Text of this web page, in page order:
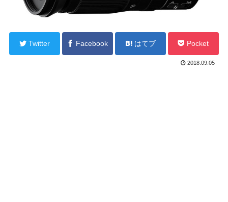
Twitter Facebook はてブ Pocket
2018.09.05